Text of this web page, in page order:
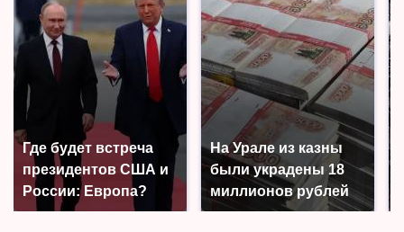
Где будет встреча
президентов США и
России: Европа?
На Урале из казны
были украдены 18
миллионов рублей